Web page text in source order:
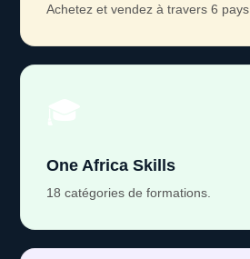
Achetez et vendez à travers 6 pays.
One Africa Skills
18 catégories de formations.